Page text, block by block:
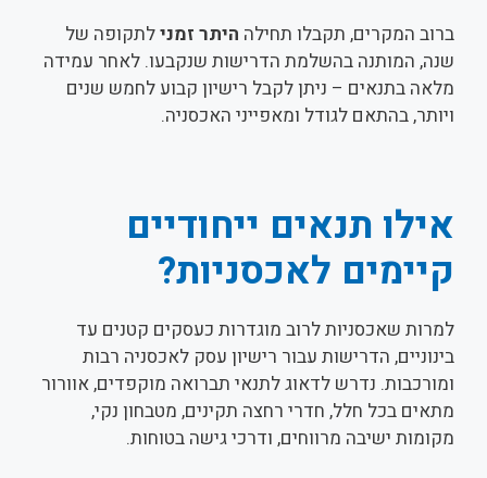
ברוב המקרים, תקבלו תחילה היתר זמנילתקופה של
שנה, המותנה בהשלמת הדרישות שנקבעו. לאחר עמידה
מלאה בתנאים – ניתן לקבל רישיון קבוע לחמש שנים
ויותר, בהתאם לגודל ומאפייני האכסניה.
אילו תנאים ייחודיים
קיימים לאכסניות?
למרות שאכסניות לרוב מוגדרות כעסקים קטנים עד
בינוניים, הדרישות עבור רישיון עסק לאכסניה רבות
ומורכבות. נדרש לדאוג לתנאי תברואה מוקפדים, אוורור
מתאים בכל חלל, חדרי רחצה תקינים, מטבחון נקי,
מקומות ישיבה מרווחים, ודרכי גישה בטוחות.